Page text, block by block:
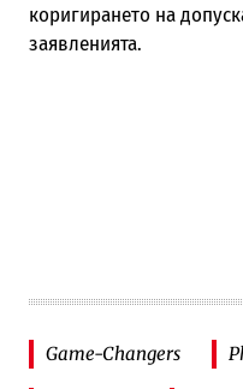
коригирането на
заявленията.
Game-Changers